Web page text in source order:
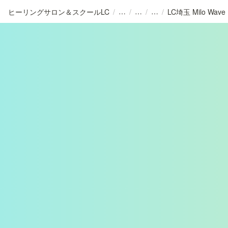
ヒーリングサロン＆スクールLC / / / / LC埼玉 Milo Wave